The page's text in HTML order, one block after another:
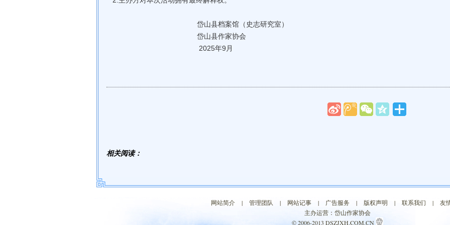
岱山县档案馆（史志研究室）
岱山县作家协会
2025年9月
相关阅读：
网站简介 | 管理团队 | 网站记事 | 广告服务 | 版权声明 | 联系我们 |
友
主办运营：岱山作家协会
© 2006-2013 DSZJXH.COM.CN